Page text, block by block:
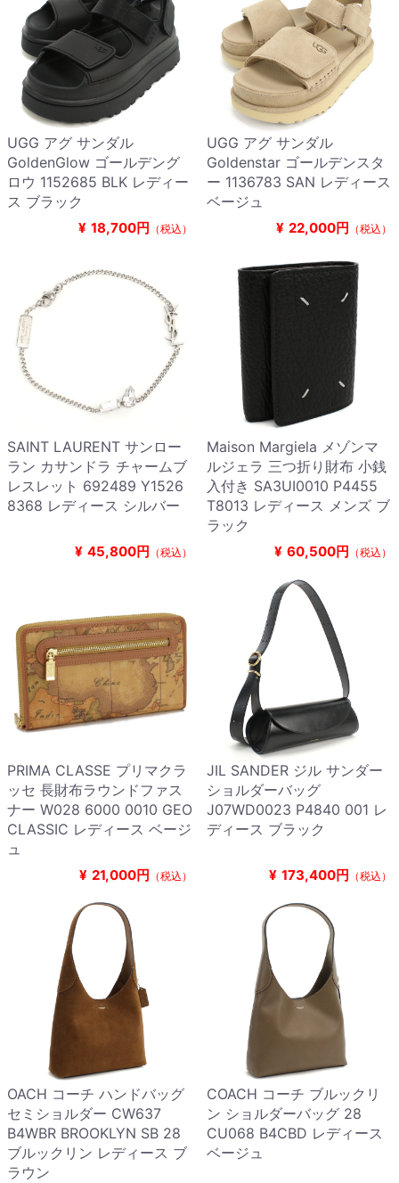
UGG アグ サンダル
GoldenGlow ゴールデング
ロウ 1152685 BLK レディー
ス ブラック
¥ 18,700円 （税込）
UGG アグ サンダル
Goldenstar ゴールデンスタ
ー 1136783 SAN レディース
ベージュ
¥ 22,000円 （税込）
SAINT LAURENT サンロー
ラン カサンドラ チャームブ
レスレット 692489 Y1526
8368 レディース シルバー
¥ 45,800円 （税込）
Maison Margiela メゾンマ
ルジェラ 三つ折り財布 小銭
入付き SA3UI0010 P4455
T8013 レディース メンズ ブ
ラック
¥ 60,500円 （税込）
PRIMA CLASSE プリマクラ
ッセ 長財布ラウンドファス
ナー W028 6000 0010 GEO
CLASSIC レディース ベージ
ュ
¥ 21,000円 （税込）
JIL SANDER ジル サンダー
ショルダーバッグ
J07WD0023 P4840 001 レ
ディース ブラック
¥ 173,400円 （税込）
OACH コーチ ハンドバッグ
セミショルダー CW637
B4WBR BROOKLYN SB 28
ブルックリン レディース ブ
ラウン
COACH コーチ ブルックリ
ン ショルダーバッグ 28
CU068 B4CBD レディース
ベージュ